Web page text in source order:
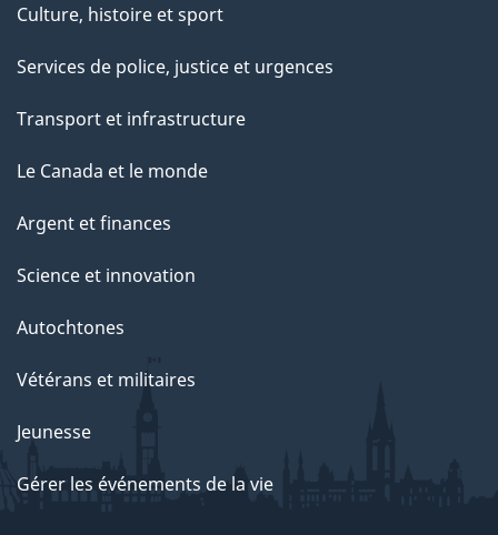
Culture, histoire et sport
Services de police, justice et urgences
Transport et infrastructure
Le Canada et le monde
Argent et finances
Science et innovation
Autochtones
Vétérans et militaires
Jeunesse
Gérer les événements de la vie